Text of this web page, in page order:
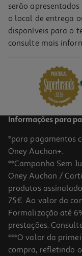
Kit Chicco Higiene
10,99 €
Kit Chicco Higiene
10.99 €/un
serão
o local de entrega
disponíveis para o
consulte mais
Informações para
*para pagamentos
Oney Auchan+.
**Campanha Sem
Oney Auchan /
produtos
75€. Ao valor da
Formalização até
prestações.
***O valor da
compra, refletindo